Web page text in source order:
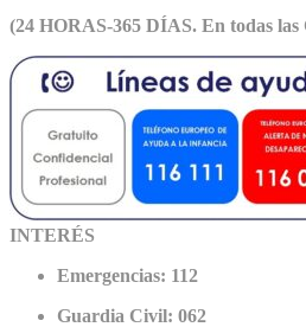
(24 HORAS-365 DÍAS. En todas
INTERÉS
Emergencias: 112
Guardia Civil: 062